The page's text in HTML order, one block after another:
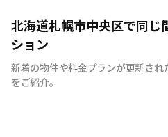
札幌市内の人気エリアにお部
ンションは、全物件インター
題です。HPにて室内の模様を
お問合せください。
北海道札幌市中央区で同じ
ション
新着の物件や料金プランが更新さ
をご紹介。